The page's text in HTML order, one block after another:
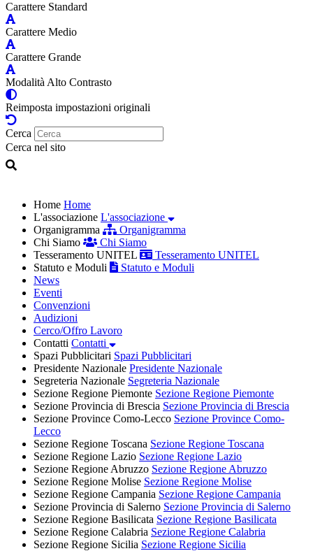
Carattere Standard
Carattere Medio
Carattere Grande
Modalità Alto Contrasto
Reimposta impostazioni originali
Cerca
Cerca nel sito
Home Home
L'associazione L'associazione
Organigramma
Organigramma
Chi Siamo
Chi Siamo
Tesseramento UNITEL
Tesseramento UNITEL
Statuto e Moduli
Statuto e Moduli
News
Eventi
Convenzioni
Audizioni
Cerco/Offro Lavoro
Contatti Contatti
Spazi Pubblicitari Spazi Pubblicitari
Presidente Nazionale Presidente Nazionale
Segreteria Nazionale Segreteria Nazionale
Sezione Regione Piemonte Sezione Regione Piemonte
Sezione Provincia di Brescia Sezione Provincia di Brescia
Sezione Province Como-Lecco Sezione Province Como-
Lecco
Sezione Regione Toscana Sezione Regione Toscana
Sezione Regione Lazio Sezione Regione Lazio
Sezione Regione Abruzzo Sezione Regione Abruzzo
Sezione Regione Molise Sezione Regione Molise
Sezione Regione Campania Sezione Regione Campania
Sezione Provincia di Salerno Sezione Provincia di Salerno
Sezione Regione Basilicata Sezione Regione Basilicata
Sezione Regione Calabria Sezione Regione Calabria
Sezione Regione Sicilia Sezione Regione Sicilia